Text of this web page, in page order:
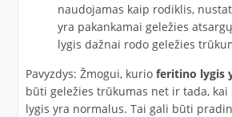
naudojamas kaip rodiklis,
yra pakankamai geležies
lygis dažnai rodo geležies
Pavyzdys: Žmogui, kurio feritino lygis
būti geležies trūkumas net ir tada, kai
lygis yra normalus. Tai gali būti